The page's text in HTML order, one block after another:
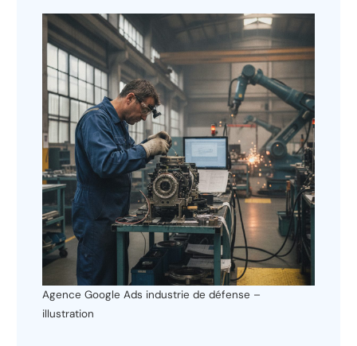
Agence Google Ads industrie de défense –
illustration